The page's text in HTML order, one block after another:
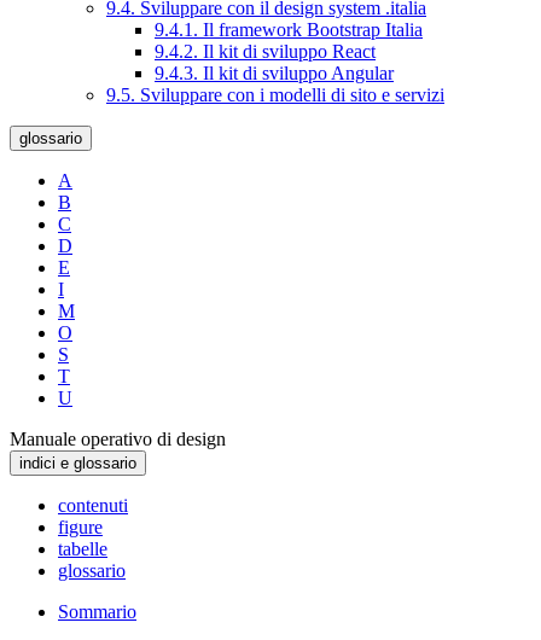
9.4. Sviluppare con il design system .italia
9.4.1. Il framework Bootstrap Italia
9.4.2. Il kit di sviluppo React
9.4.3. Il kit di sviluppo Angular
9.5. Sviluppare con i modelli di sito e servizi
glossario
A
B
C
D
E
I
M
O
S
T
U
Manuale operativo di design
indici e glossario
contenuti
figure
tabelle
glossario
Sommario